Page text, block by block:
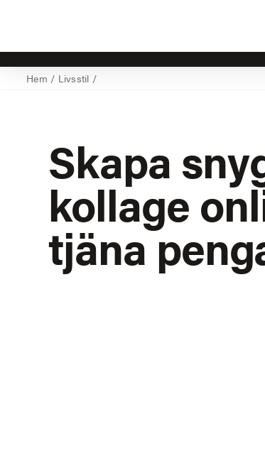
Hem / Livsstil /
Skapa
kollage
tjäna